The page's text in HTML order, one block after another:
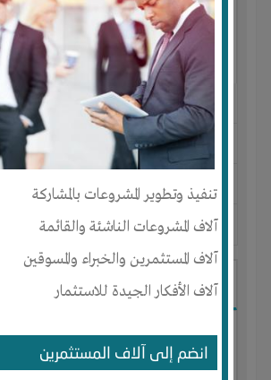
تنفيذ وتطوير المشروعات بالمشاركة
آلاف المشروعات الناشئة والقائمة
آلاف المستثمرين والخبراء والمسوقين
آلاف الأفكار الجيدة للاستثمار
انضم إلى آلاف المستثمرين
النوع :محل أكسيسورات المحمول
العنوان :مصر- الجيزة
يحتاج إلي : رأس المال
آخر نشاط :منذ 4 سنوات عدد الاعضاء : 0
تصدير الاعشاب الطبية الي الدول